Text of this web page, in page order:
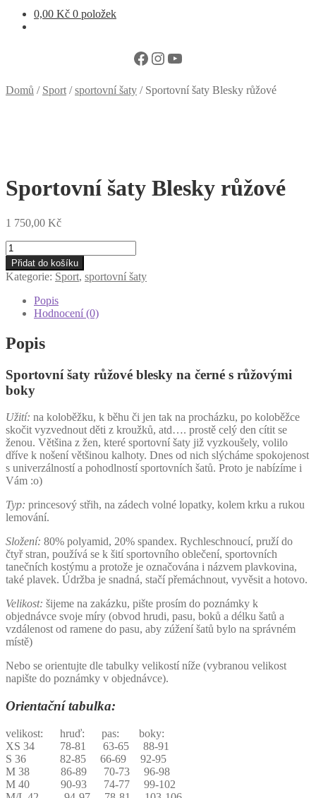
0,00 Kč 0 položek
Facebook
Instagram
YouTube
Domů / Sport /sportovní šaty / Sportovní šaty Blesky růžové
Sportovní šaty Blesky růžové
1 750,00 Kč
Sportovní
šaty
Blesky
růžové
množství
Přidat do košíku
Kategorie: Sport, sportovní šaty
Popis
Hodnocení (0)
Popis
Sportovní šaty růžové blesky na černé s růžovými
boky
Užití: na koloběžku, k běhu či jen tak na procházku, po koloběžce
skočit vyzvednout děti z kroužků, atd…. prostě celý den cítit se
ženou. Většina z žen, které sportovní šaty již vyzkoušely, volilo
dříve k nošení většinou kalhoty. Dnes od nich slýcháme spokojenost
s univerzálností a pohodlností sportovních šatů. Proto je nabízíme i
Vám :o)
Typ: princesový střih, na zádech volné lopatky, kolem krku a rukou
lemování.
Složení: 80% polyamid, 20% spandex. Rychleschnoucí, pruží do
čtyř stran, používá se k šití sportovního oblečení, sportovních
tanečních kostýmu a protože je označována i názvem plavkovina,
také plavek. Údržba je snadná, stačí přemáchnout, vyvěsit a hotovo.
Velikost: šijeme na zakázku, pište prosím do poznámky k
objednávce svoje míry (obvod hrudi, pasu, boků a délku šatů a
vzdálenost od ramene do pasu, aby zúžení šatů bylo na správném
místě)
Nebo se orientujte dle tabulky velikostí níže (vybranou velikost
napište do poznámky v objednávce).
Orientační tabulka:
velikost: hruď: pas: boky:
XS 34 78-81 63-65 88-91
S 36 82-85 66-69 92-95
M 38 86-89 70-73 96-98
M 40 90-93 74-77 99-102